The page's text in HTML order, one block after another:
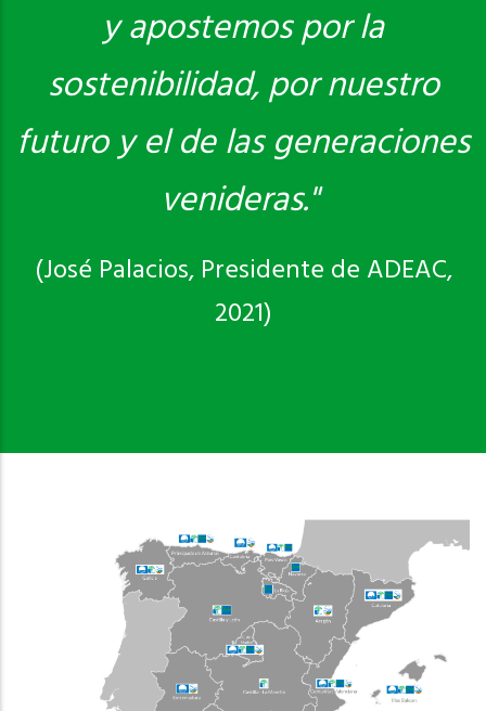
y apostemos por la
sostenibilidad, por nuestro
futuro y el de las generaciones
venideras."
(José Palacios, Presidente de ADEAC,
2021)